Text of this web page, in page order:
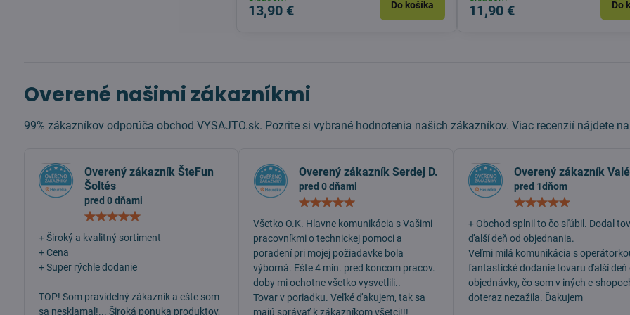
13,90 € Do košíka 11,90 € Do
Overené našimi zákazníkmi
99% zákazníkov odporúča obchod VYSAJTO.sk. Pozrite si vybrané hodnotenia našich zákazníkov. Viac recenzií nájdete
Overený zákazník ŠteFun
Šoltés
pred 0 dňami
+ Široký a kvalitný sortiment
+ Cena
+ Super rýchle dodanie
TOP! Som pravidelný zákazník a ešte som
sa nesklamal!... Široká ponuka produktov,
Overený zákazník Serdej D.
pred 0 dňami
/
5
Všetko O.K. Hlavne komunikácia s Vašimi
pracovníkmi o technickej pomoci a
poradení pri mojej požiadavke bola
výborná. Ešte 4 min. pred koncom pracov.
doby mi ochotne všetko vysvetlili..
Tovar v poriadku. Veľké ďakujem, tak sa
majú správať k zákazníkom všetci!!!
Overený zákazník
pred 1dňom
/
+ Obchod splnil to čo sľúbil. Dodal
ďalší deň od objednania.
Veľmi milá komunikácia s
fantastické dodanie tovaru ďalší deň
objednávky, čo som v iných e-
doteraz nezažila. Ďakujem